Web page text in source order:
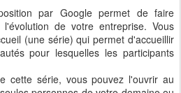
par Google permet de faire
de votre entreprise. Vous
(une série) qui permet d'accueillir
pour lesquelles les participants
cette série, vous pouvez l'ouvrir au